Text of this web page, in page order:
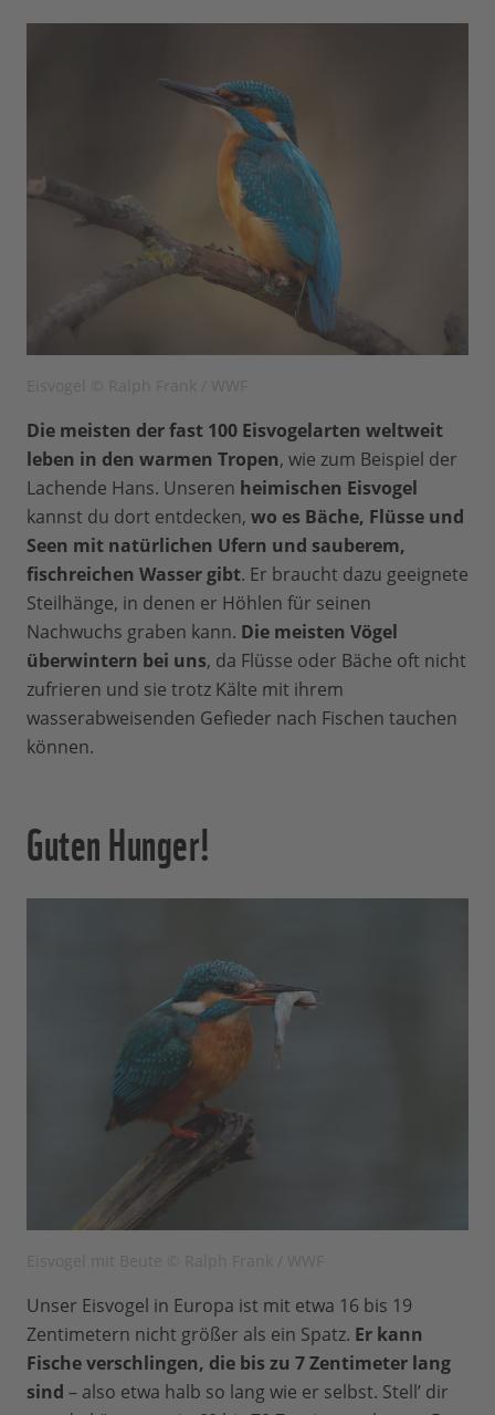
Die meisten der fast 100 Eisvogelarten weltweit
leben in den warmen Tropen, wie zum Beispiel der
Lachende Hans. Unseren heimischen Eisvogel
kannst du dort entdecken, wo es Bäche, Flüsse und
Seen mit natürlichen Ufern und sauberem,
fischreichen Wasser gibt. Er braucht dazu geeignete
Steilhänge, in denen er Höhlen für seinen
Nachwuchs graben kann. Die meisten Vögel
überwintern bei uns, da Flüsse oder Bäche oft nicht
zufrieren und sie trotz Kälte mit ihrem
wasserabweisenden Gefieder nach Fischen tauchen
können.
Guten Hunger!
Unser Eisvogel in Europa ist mit etwa 16 bis 19
Zentimetern nicht größer als ein Spatz. Er kann
Fische verschlingen, die bis zu 7 Zentimeter lang
sind – also etwa halb so lang wie er selbst. Stell’ dir